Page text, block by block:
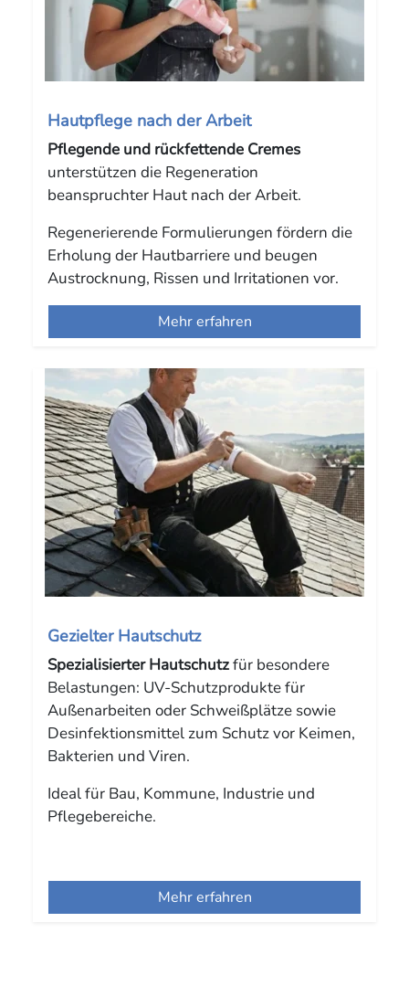
Hautpflege nach der Arbeit
Pflegende und rückfettende Cremes
unterstützen die Regeneration
beanspruchter Haut nach der Arbeit.
Regenerierende Formulierungen fördern die
Erholung der Hautbarriere und beugen
Austrocknung, Rissen und Irritationen vor.
Mehr erfahren
Gezielter Hautschutz
Spezialisierter Hautschutzfür besondere
Belastungen: UV-Schutzprodukte für
Außenarbeiten oder Schweißplätze sowie
Desinfektionsmittel zum Schutz vor Keimen,
Bakterien und Viren.
Ideal für Bau, Kommune, Industrie und
Pflegebereiche.
Mehr erfahren